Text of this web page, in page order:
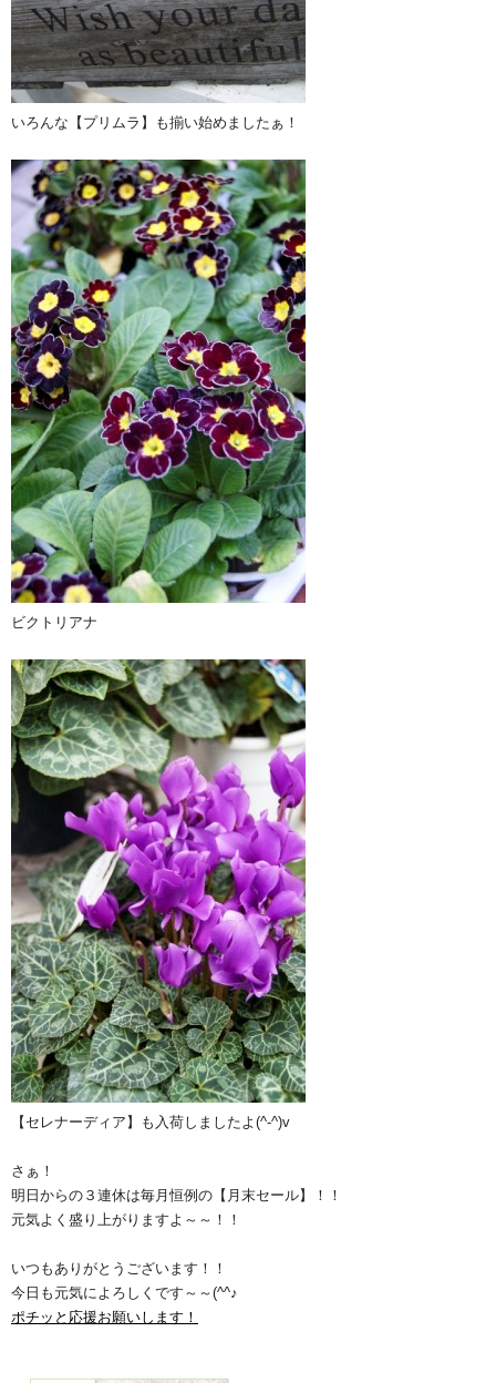
いろんな【プリムラ】も揃い始めましたぁ！
ビクトリアナ
【セレナーディア】も入荷しましたよ(^-^)v
さぁ！
明日からの３連休は毎月恒例の【月末セール】！！
元気よく盛り上がりますよ～～！！
いつもありがとうございます！！
今日も元気によろしくです～～(^^♪
ポチッと応援お願いします！